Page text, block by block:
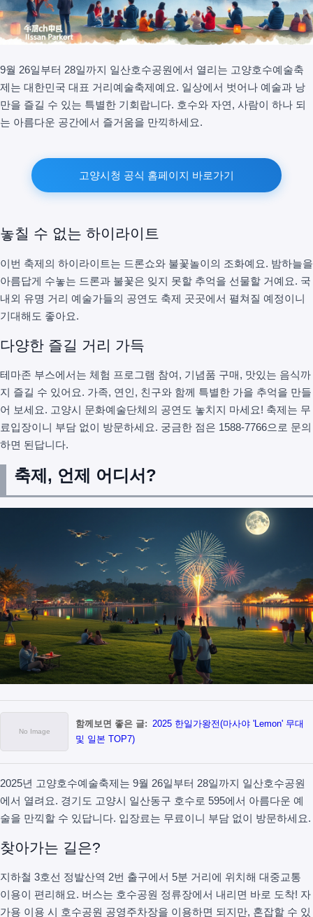
9월 26일부터 28일까지 일산호수공원에서 열리는 고양호수예술축
제는 대한민국 대표 거리예술축제예요. 일상에서 벗어나 예술과 낭
만을 즐길 수 있는 특별한 기회랍니다. 호수와 자연, 사람이 하나 되
는 아름다운 공간에서 즐거움을 만끽하세요.
고양시청 공식 홈페이지 바로가기
놓칠 수 없는 하이라이트
이번 축제의 하이라이트는 드론쇼와 불꽃놀이의 조화예요. 밤하늘을
아름답게 수놓는 드론과 불꽃은 잊지 못할 추억을 선물할 거예요. 국
내외 유명 거리 예술가들의 공연도 축제 곳곳에서 펼쳐질 예정이니
기대해도 좋아요.
다양한 즐길 거리 가득
테마존 부스에서는 체험 프로그램 참여, 기념품 구매, 맛있는 음식까
지 즐길 수 있어요. 가족, 연인, 친구와 함께 특별한 가을 추억을 만들
어 보세요. 고양시 문화예술단체의 공연도 놓치지 마세요! 축제는 무
료입장이니 부담 없이 방문하세요. 궁금한 점은 1588-7766으로 문의
하면 된답니다.
축제, 언제 어디서?
함께보면 좋은 글: 2025 한일가왕전(마사야 'Lemon' 무대
및 일본 TOP7)
2025년 고양호수예술축제는 9월 26일부터 28일까지 일산호수공원
에서 열려요. 경기도 고양시 일산동구 호수로 595에서 아름다운 예
술을 만끽할 수 있답니다. 입장료는 무료이니 부담 없이 방문하세요.
찾아가는 길은?
지하철 3호선 정발산역 2번 출구에서 5분 거리에 위치해 대중교통
이용이 편리해요. 버스는 호수공원 정류장에서 내리면 바로 도착! 자
가용 이용 시 호수공원 공영주차장을 이용하면 되지만, 혼잡할 수 있